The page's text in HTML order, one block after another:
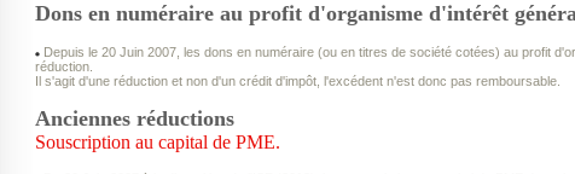
Dons en numéraire au profit d'organisme d'intérêt
Depuis le 20 Juin 2007, les dons en numéraire (ou en titres de société cotées) au profit
réduction.
Il s'agit d'une réduction et non d'un crédit d'impôt, l'excédent n'est donc pas remboursable.
Anciennes réductions
Souscription au capital de PME.